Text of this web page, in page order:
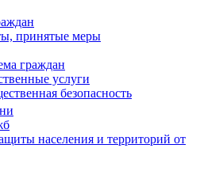
принятые меры
граждан
услуги
безопасность
населения и территорий от